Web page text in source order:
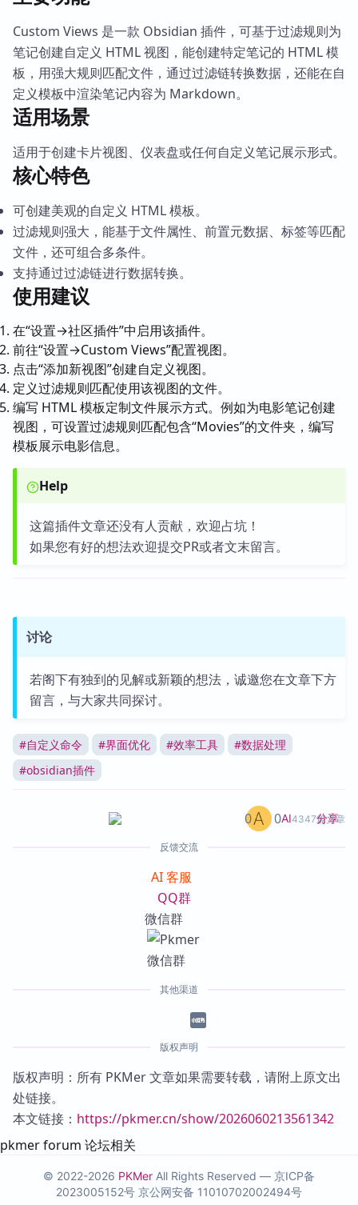
Custom Views 是一款 Obsidian 插件，可基于过滤规则为
笔记创建自定义 HTML 视图，能创建特定笔记的 HTML 模
板，用强大规则匹配文件，通过过滤链转换数据，还能在自
定义模板中渲染笔记内容为 Markdown。
适用场景
适用于创建卡片视图、仪表盘或任何自定义笔记展示形式。
核心特色
可创建美观的自定义 HTML 模板。
过滤规则强大，能基于文件属性、前置元数据、标签等匹配
文件，还可组合多条件。
支持通过过滤链进行数据转换。
使用建议
在“设置→社区插件”中启用该插件。
前往“设置→Custom Views”配置视图。
点击“添加新视图”创建自定义视图。
定义过滤规则匹配使用该视图的文件。
编写 HTML 模板定制文件展示方式。例如为电影笔记创建
视图，可设置过滤规则匹配包含“Movies”的文件夹，编写
模板展示电影信息。
Help
这篇插件文章还没有人贡献，欢迎占坑！
如果您有好的想法欢迎提交PR或者文末留言。
讨论
若阁下有独到的见解或新颖的想法，诚邀您在文章下方
留言，与大家共同探讨。
#自定义命令 #界面优化 #效率工具 #数据处理
#obsidian插件
AI4347篇文章
0 0 分享
反馈交流
AI 客服
QQ群
微信群
其他渠道
版权声明
版权声明：所有 PKMer 文章如果需要转载，请附上原文出
处链接。
本文链接： https://pkmer.cn/show/2026060213561342
pkmer forum 论坛相关
© 2022-2026 PKMer All Rights Reserved — 京ICP备
2023005152号 京公网安备 11010702002494号